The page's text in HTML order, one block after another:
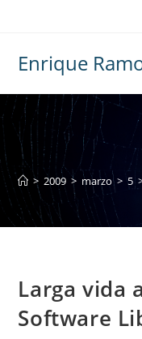
Enrique
> 2009 > marzo > 5
Larga vida
Software